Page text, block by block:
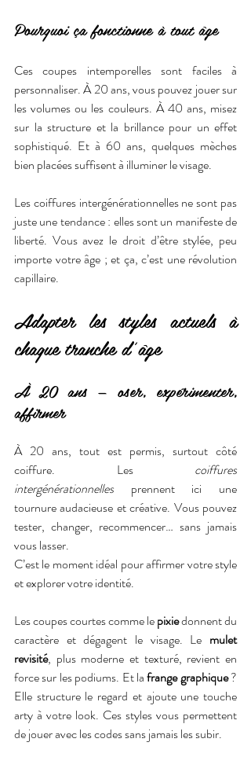
Pourquoi ça fonctionne à tout âge
Ces coupes intemporelles sont faciles à
personnaliser. À 20 ans, vous pouvez jouer sur
les volumes ou les couleurs. À 40 ans, misez
sur la structure et la brillance pour un effet
sophistiqué. Et à 60 ans, quelques mèches
bien placées suffisent à illuminer le visage.
Les coiffures intergénérationnelles ne sont pas
juste une tendance : elles sont un manifeste de
liberté. Vous avez le droit d’être stylée, peu
importe votre âge ; et ça, c’est une révolution
capillaire.
Adapter les styles actuels à
chaque tranche d’âge
À 20 ans — oser, expérimenter,
affirmer
À 20 ans, tout est permis, surtout côté
coiffure. Les coiffures
intergénérationnelles prennent ici une
tournure audacieuse et créative. Vous pouvez
tester, changer, recommencer… sans jamais
vous lasser.
C’est le moment idéal pour affirmer votre style
et explorer votre identité.
Les coupes courtes comme le pixie donnent du
caractère et dégagent le visage. Le mulet
revisité, plus moderne et texturé, revient en
force sur les podiums. Et la frange graphique ?
Elle structure le regard et ajoute une touche
arty à votre look. Ces styles vous permettent
de jouer avec les codes sans jamais les subir.